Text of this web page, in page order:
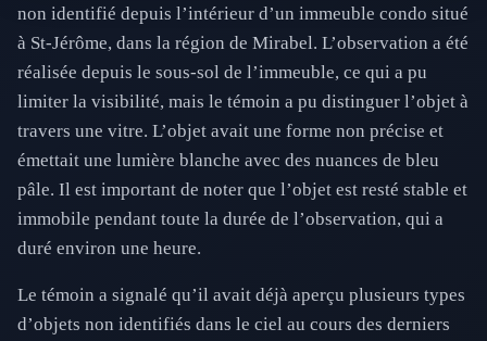
non identifié depuis l’intérieur d’un immeuble condo situé
à St-Jérôme, dans la région de Mirabel. L’observation a été
réalisée depuis le sous-sol de l’immeuble, ce qui a pu
limiter la visibilité, mais le témoin a pu distinguer l’objet à
travers une vitre. L’objet avait une forme non précise et
émettait une lumière blanche avec des nuances de bleu
pâle. Il est important de noter que l’objet est resté stable et
immobile pendant toute la durée de l’observation, qui a
duré environ une heure.
Le témoin a signalé qu’il avait déjà aperçu plusieurs types
d’objets non identifiés dans le ciel au cours des derniers